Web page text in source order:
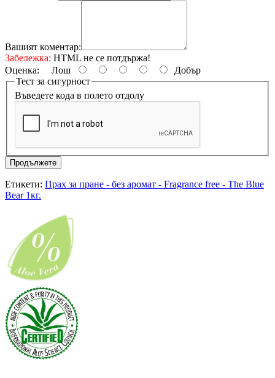
Вашият коментар:
Забележка: HTML не се потдържа!
Оценка: Лош
Добър
Тест за сигурност
Въведете кода в полето отдолу
Продължете
Етикети: Прах за пране - без аромат - Fragrance free - The Blue
Bear 1кг.